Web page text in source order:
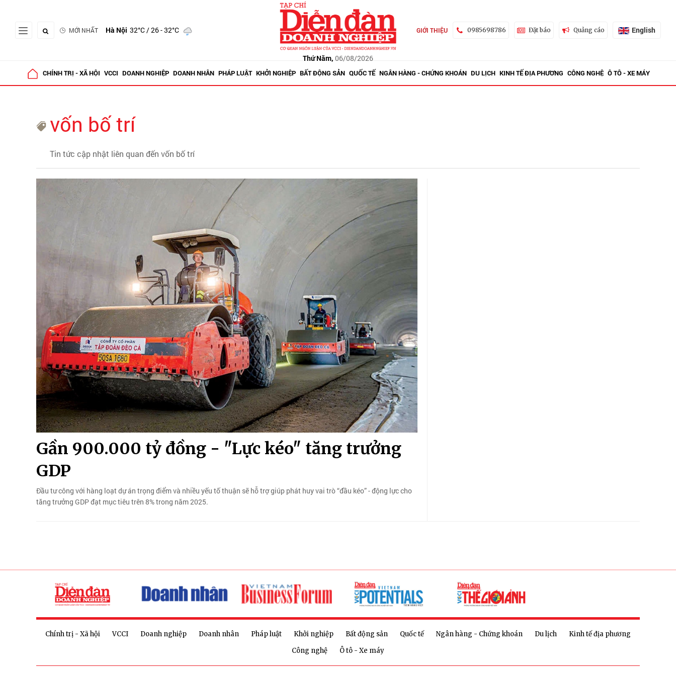
MỚI NHẤT Hà Nội 32°C/ 26 - 32°C
Thứ Năm, 06/08/2026
GIỚI THIỆU 0985698786 Đặt báo Quảng cáo English
CHÍNH TRỊ - XÃ HỘI VCCI DOANH NGHIỆP DOANH NHÂN PHÁP LUẬT KHỞI NGHIỆP BẤT ĐỘNG SẢN QUỐC TẾ NGÂN HÀNG - CHỨNG KHOÁN DU LỊCH KINH TẾ ĐỊA PHƯƠNG CÔNG NGHỆ Ô TÔ - XE MÁY
vốn bố trí
Tin tức cập nhật liên quan đến vốn bố trí
Gần 900.000 tỷ đồng - "Lực kéo" tăng trưởng
GDP
Đầu tư công với hàng loạt dự án trọng điểm và nhiều yếu tố thuận sẽ hỗ trợ giúp phát huy vai trò “đầu kéo” - động lực cho
tăng trưởng GDP đạt mục tiêu trên 8% trong năm 2025.
Chính trị - Xã hội VCCI Doanh nghiệp Doanh nhân Pháp luật Khởi nghiệp Bất động sản Quốc tế Ngân hàng - Chứng khoán Du lịch
Kinh tế địa phương
Công nghệ
Ô tô - Xe máy